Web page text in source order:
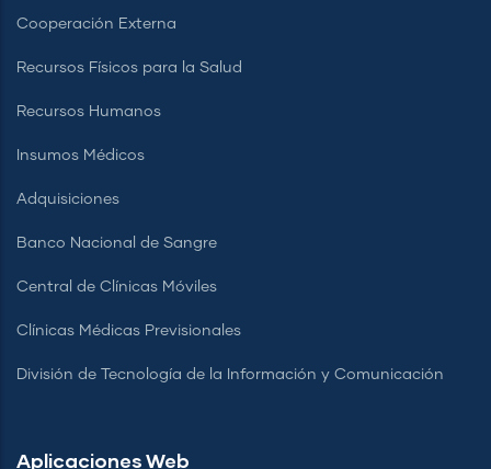
Cooperación Externa
Recursos Físicos para la Salud
Recursos Humanos
Insumos Médicos
Adquisiciones
Banco Nacional de Sangre
Central de Clínicas Móviles
Clínicas Médicas Previsionales
División de Tecnología de la Información y Comunicación
Aplicaciones Web